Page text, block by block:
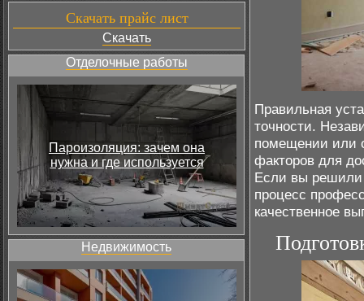
Скачать прайс лист
Скачать
Отделочные работы
Пароизоляция: зачем она
нужна и где используется
Недвижимость
Правильная
точности.
помещении или
факторов для
Если вы
процесс
качественное